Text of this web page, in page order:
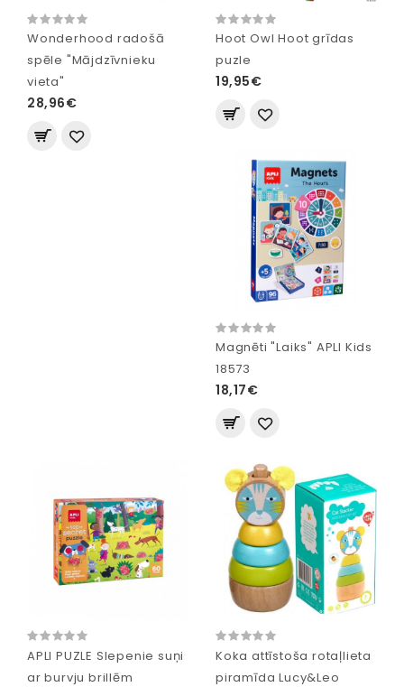
Wonderhood radošā
spēle "Mājdzīvnieku
vieta"
28,96€
Hoot Owl Hoot grīdas
puzle
19,95€
Magnēti "Laiks" APLI Kids
18573
18,17€
APLI PUZLE Slepenie suņi
ar burvju brillēm
Koka attīstoša rotaļlieta
piramīda Lucy&Leo